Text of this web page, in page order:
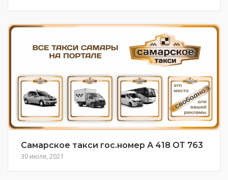
Самарское такси гос.номер А 418 ОТ 763
30 июля, 2021